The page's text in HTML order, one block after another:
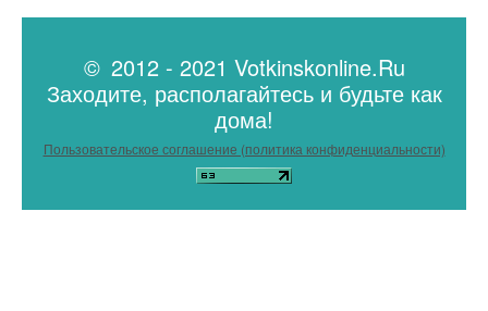
© 2012 - 2021 Votkinskonline.Ru
Заходите, располагайтесь и будьте как
дома!
Пользовательское соглашение (политика конфиденциальности)